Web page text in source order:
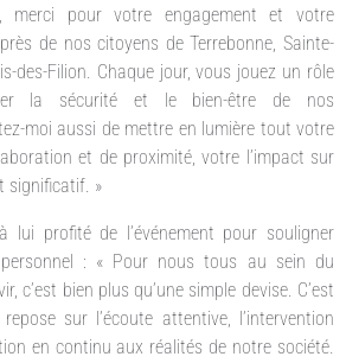
merci pour votre engagement et votre
de nos citoyens de Terrebonne, Sainte-
des-Filion. Chaque jour, vous jouez un rôle
la sécurité et le bien-être de nos
moi aussi de mettre en lumière tout votre
et de proximité, votre l’impact sur
significatif. »
lui profité de l’événement pour souligner
personnel : « Pour nous tous au sein du
c’est bien plus qu’une simple devise. C’est
sur l’écoute attentive, l’intervention
en continu aux réalités de notre société.